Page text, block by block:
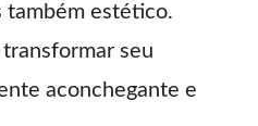
também estético.
seu
aconchegante e